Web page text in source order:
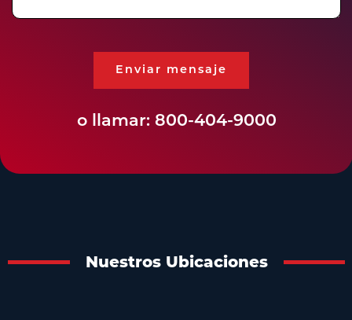
Enviar mensaje
o llamar: 800-404-9000
Nuestros Ubicaciones